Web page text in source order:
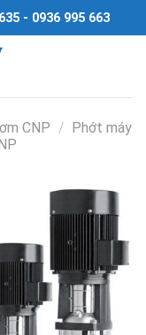
- 0936 995 663
CNP / Phớt máy